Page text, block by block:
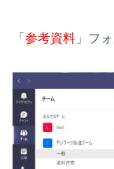
「 参考資料 」フ